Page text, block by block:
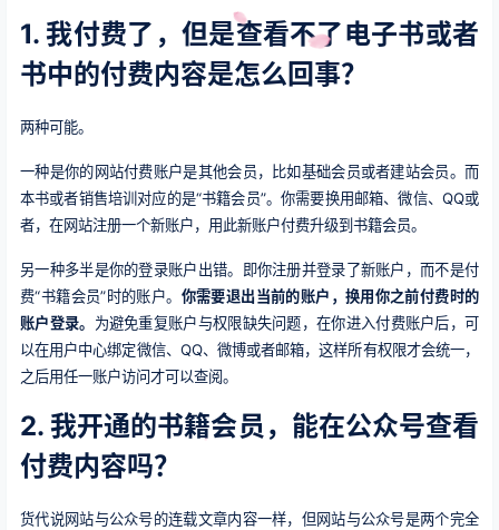
1. 我付费了，但是查看不了电子书或者
书中的付费内容是怎么回事？
两种可能。
一种是你的网站付费账户是其他会员，比如基础会员或者建站会员。而
本书或者销售培训对应的是“书籍会员”。你需要换用邮箱、微信、QQ或
者，在网站注册一个新账户，用此新账户付费升级到书籍会员。
另一种多半是你的登录账户出错。即你注册并登录了新账户，而不是付
费“书籍会员”时的账户。 你需要退出当前的账户，换用你之前付费时的
账户登录。 为避免重复账户与权限缺失问题，在你进入付费账户后，可
以在用户中心绑定微信、QQ、微博或者邮箱，这样所有权限才会统一，
之后用任一账户访问才可以查阅。
2. 我开通的书籍会员，能在公众号查看
付费内容吗？
货代说网站与公众号的连载文章内容一样，但网站与公众号是两个完全